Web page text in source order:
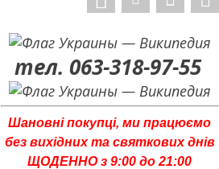
тел. 063-318-97-55
Шановні покупці, ми працюємо
без вихідних та святкових днів
ЩОДЕННО з 9:00 до 21:00